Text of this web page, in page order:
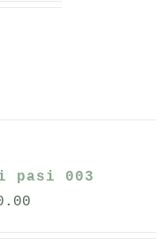
pasi 003
Prijsklasse: